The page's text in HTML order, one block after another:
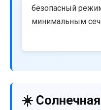
безопасный
минимальным
☀️